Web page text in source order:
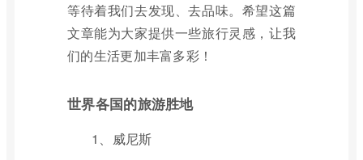
等待着我们去发现、去品味。希望这篇
文章能为大家提供一些旅行灵感，让我
们的生活更加丰富多彩！
世界各国的旅游胜地
1、威尼斯